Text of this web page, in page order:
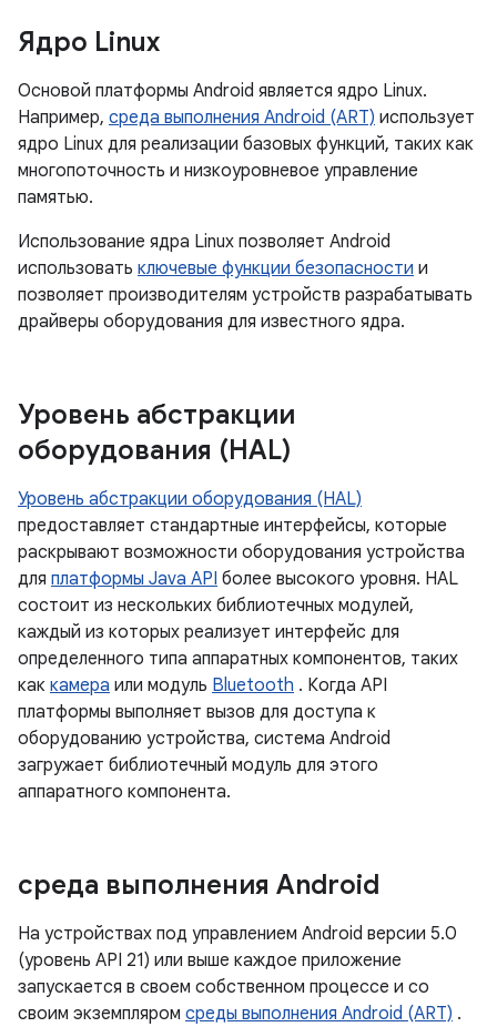
Ядро Linux
Основой платформы Android является ядро ​​Linux.
Например, среда выполнения Android (ART) использует
ядро ​​Linux для реализации базовых функций, таких как
многопоточность и низкоуровневое управление
памятью.
Использование ядра Linux позволяет Android
использовать ключевые функции безопасности и
позволяет производителям устройств разрабатывать
драйверы оборудования для известного ядра.
Уровень абстракции
оборудования (HAL)
Уровень абстракции оборудования (HAL)
предоставляет стандартные интерфейсы, которые
раскрывают возможности оборудования устройства
для платформы Java API более высокого уровня. HAL
состоит из нескольких библиотечных модулей,
каждый из которых реализует интерфейс для
определенного типа аппаратных компонентов, таких
как камера или модуль Bluetooth . Когда API
платформы выполняет вызов для доступа к
оборудованию устройства, система Android
загружает библиотечный модуль для этого
аппаратного компонента.
среда выполнения Android
На устройствах под управлением Android версии 5.0
(уровень API 21) или выше каждое приложение
запускается в своем собственном процессе и со
своим экземпляром среды выполнения Android (ART) .